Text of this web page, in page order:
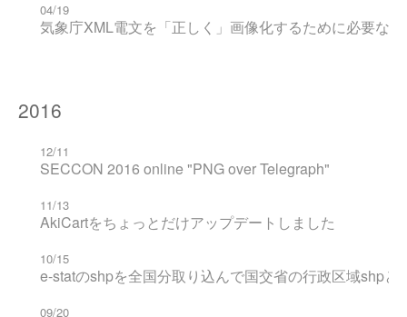
04/19
気象庁XML電文を「正しく」画像化するために必要な
2016
12/11
SECCON 2016 online "PNG over Telegraph"
11/13
AkiCartをちょっとだけアップデートしました
10/15
e-statのshpを全国分取り込んで国交省の行政区域shpと
09/20